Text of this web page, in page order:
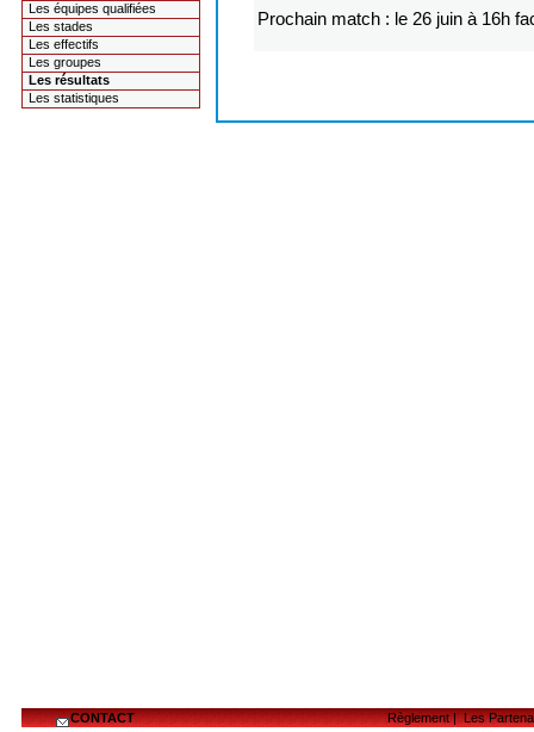
Les équipes qualifiées
Les stades
Les effectifs
Les groupes
Les résultats
Les statistiques
Prochain match : le 26 juin à 16h
CONTACT Règlement|Les